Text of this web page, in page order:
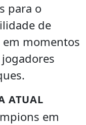
para o
de
em momentos
ATUAL
em